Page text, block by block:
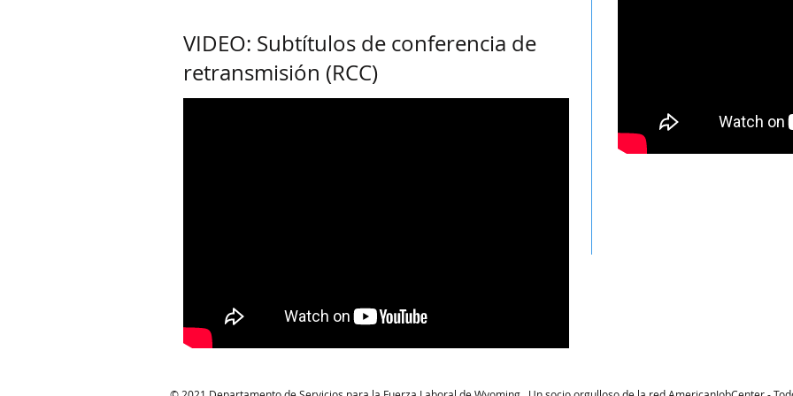
VIDEO: Subtítulos de conferencia de
retransmisión (RCC)